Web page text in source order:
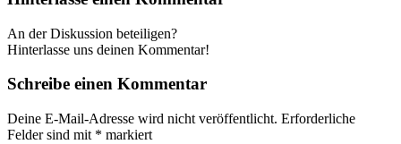
An der Diskussion beteiligen?
Hinterlasse uns deinen Kommentar!
Schreibe einen Kommentar
Deine E-Mail-Adresse wird nicht veröffentlicht. Erforderliche
Felder sind mit * markiert